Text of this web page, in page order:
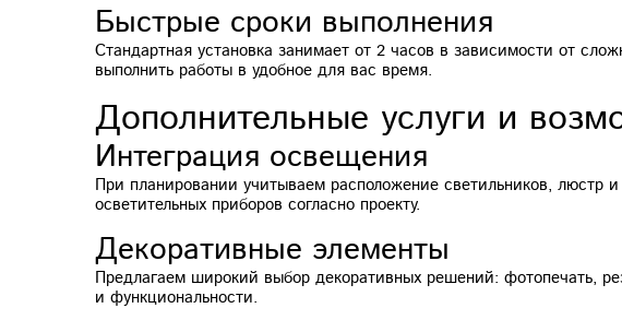
Быстрые сроки выполнения
Стандартная установка занимает от 2 часов в зависимости от
выполнить работы в удобное для вас время.
Дополнительные услуги и
Интеграция освещения
При планировании учитываем расположение светильников, люстр
осветительных приборов согласно проекту.
Декоративные элементы
Предлагаем широкий выбор декоративных решений: фотопечать,
и функциональности.